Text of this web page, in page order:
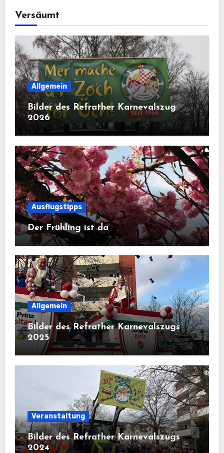
Versäumt
Allgemein
Bilder des Refrather Karnevalszug
2026
Ausflugstipps
Der Frühling ist da
Allgemein
Bilder des Refrather Karnevalszugs
2025
Veranstaltung
Bilder des Refrather Karnevalszugs
2024